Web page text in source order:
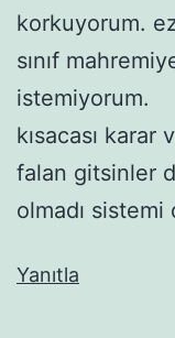
korkuyorum.
sınıf
istemiyorum.
kısacası
falan gitsinler
olmadı sistemi
Yanıtla